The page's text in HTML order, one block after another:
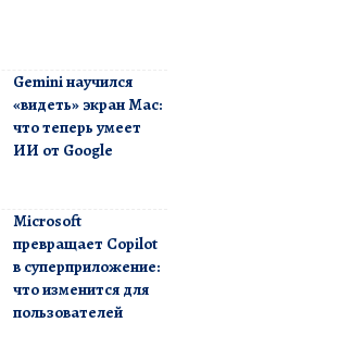
Gemini научился
«видеть» экран Mac:
что теперь умеет
ИИ от Google
Microsoft
превращает Copilot
в суперприложение:
что изменится для
пользователей